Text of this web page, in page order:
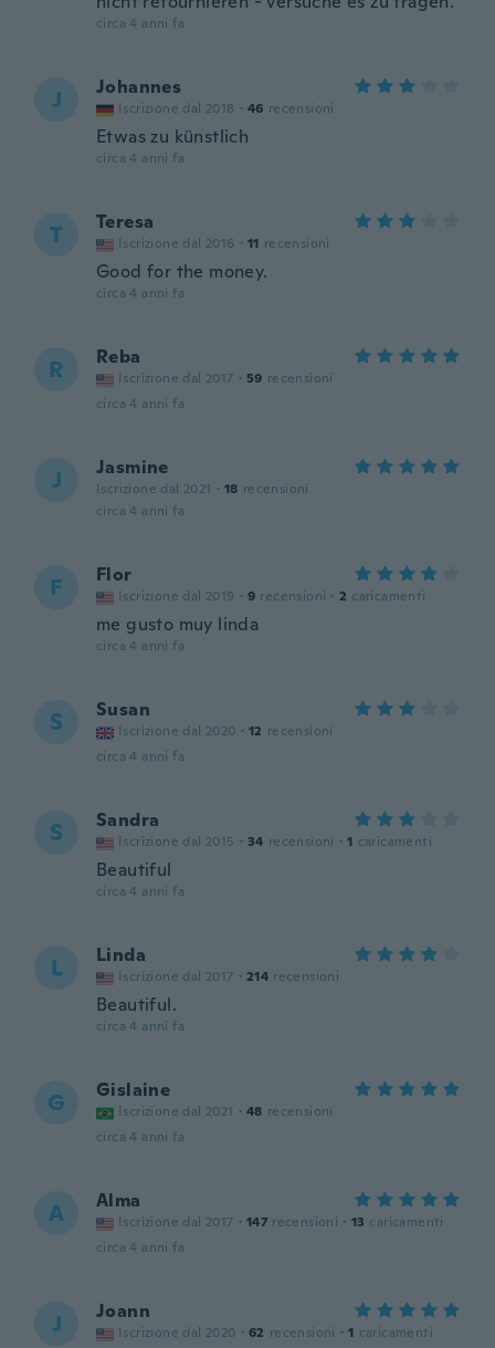
circa 4 anni fa
J Johannes
Iscrizione dal 2018 · 46 recensioni
Etwas zu künstlich
circa 4 anni fa
T Teresa
Iscrizione dal 2016 · 11 recensioni
Good for the money.
circa 4 anni fa
R Reba
Iscrizione dal 2017 · 59 recensioni
circa 4 anni fa
J Jasmine
Iscrizione dal 2021 · 18 recensioni
circa 4 anni fa
F Flor
Iscrizione dal 2019 · 9 recensioni · 2 caricamenti
me gusto muy linda
circa 4 anni fa
S Susan
Iscrizione dal 2020 · 12 recensioni
circa 4 anni fa
S Sandra
Iscrizione dal 2015 · 34 recensioni · 1 caricamenti
Beautiful
circa 4 anni fa
L Linda
Iscrizione dal 2017 · 214 recensioni
Beautiful.
circa 4 anni fa
G Gislaine
Iscrizione dal 2021 · 48 recensioni
circa 4 anni fa
A Alma
Iscrizione dal 2017 · 147 recensioni · 13 caricamenti
circa 4 anni fa
J Joann
Iscrizione dal 2020 · 62 recensioni · 1 caricamenti